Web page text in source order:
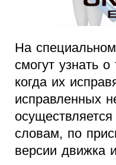
На
смогут узнать
когда их
исправленных
словам, по
версии движка